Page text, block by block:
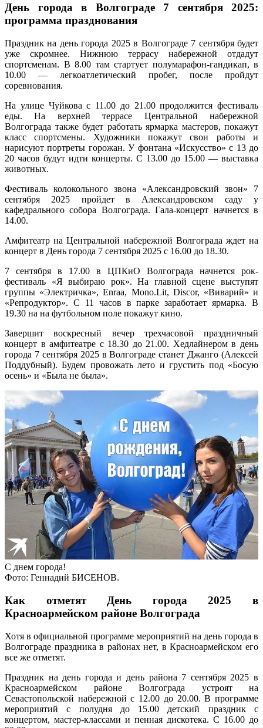
День города в Волгограде 7 сентября 2025:
программа празднования
Праздник на день города 2025 в Волгограде 7 сентября будет
уже скромнее. Нижнюю террасу набережной отдадут
спортсменам. В 8.00 там стартует полумарафон-гандикап, в
10.00 — легкоатлетический пробег, после пройдут
соревнования.
На улице Чуйкова с 11.00 до 21.00 продолжится фестиваль
еды. На верхней террасе Центральной набережной
Волгограда также будет работать ярмарка мастеров, покажут
класс спортсмены. Художники покажут свои работы и
нарисуют портреты горожан. У фонтана «Искусство» с 13 до
20 часов будут идти концерты. С 13.00 до 15.00 — выставка
животных.
Фестиваль колокольного звона «Александровский звон» 7
сентября 2025 пройдет в Александровском саду у
кафедрального собора Волгограда. Гала-концерт начнется в
14.00.
Амфитеатр на Центральной набережной Волгограда ждет на
концерт в День города 7 сентября 2025 с 16.00 до 18.30.
7 сентября в 17.00 в ЦПКиО Волгограда начнется рок-
фестиваль «Я выбираю рок». На главной сцене выступят
группы «Электричка», Enraa, Mono.Lit, Discor, «Виварий» и
«Репродуктор». С 11 часов в парке заработает ярмарка. В
19.30 на на футбольном поле покажут кино.
Завершит воскресный вечер трехчасовой праздничный
концерт в амфитеатре с 18.30 до 21.00. Хедлайнером в день
города 7 сентября 2025 в Волгограде станет Джанго (Алексей
Поддубный). Будем провожать лето и грустить под «Босую
осень» и «Была не была».
С днем города!
Фото: Геннадий БИСЕНОВ.
Как отметят День города 2025 в
Красноармейском районе Волгограда
Хотя в официальной программе мероприятий на день города в
Волгограде праздника в районах нет, в Красноармейском его
все же отметят.
Праздник на день города и день района 7 сентября 2025 в
Красноармейском районе Волгограда устроят на
Севастопольской набережной с 12.00 до 20.00. В программе
мероприятий с полудня до 15.00 детский праздник с
концертом, мастер-классами и пенная дискотека. С 16.00 до